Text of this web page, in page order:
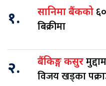
१. सानिमा बैंकको
बिक्रीमा
२. बैंकिङ्ग कसुर
विजय खड्का